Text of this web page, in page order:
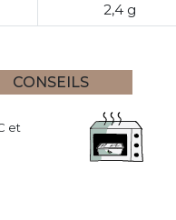
2,4 g
CONSEILS
et